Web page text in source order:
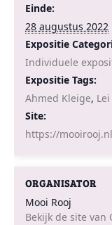
Einde:
28 augustus 2022
Expositie
Individuele
Expositie Tags:
Ahmed Kleige,
Site:
https://
ORGANISATOR
Mooi Rooj
Bekijk de site van